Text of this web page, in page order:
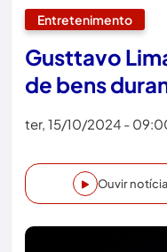
Entretenimento
Gusttavo
de bens
ter, 15/10/2024 -
Ouvir notícia